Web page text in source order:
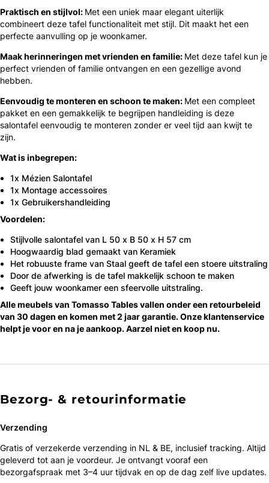
Praktisch en stijlvol: Met een uniek maar elegant uiterlijk
combineert deze tafel functionaliteit met stijl. Dit maakt het een
perfecte aanvulling op je woonkamer.
Maak herinneringen met vrienden en familie: Met deze tafel kun je
perfect vrienden of familie ontvangen en een gezellige avond
hebben.
Eenvoudig te monteren en schoon te maken: Met een compleet
pakket en een gemakkelijk te begrijpen handleiding is deze
salontafel eenvoudig te monteren zonder er veel tijd aan kwijt te
zijn.
Wat is inbegrepen:
1x Mézien Salontafel
1x Montage accessoires
1x Gebruikershandleiding
Voordelen:
Stijlvolle salontafel van L 50 x B 50 x H 57 cm
Hoogwaardig blad gemaakt van Keramiek
Het robuuste frame van Staal geeft de tafel een stoere uitstraling
Door de afwerking is de tafel makkelijk schoon te maken
Geeft jouw woonkamer een sfeervolle uitstraling.
Alle meubels van Tomasso Tables vallen onder een retourbeleid
van 30 dagen en komen met 2 jaar garantie. Onze klantenservice
helpt je voor en na je aankoop. Aarzel niet en koop nu.
Bezorg- & retourinformatie
Verzending
Gratis of verzekerde verzending in NL & BE, inclusief tracking. Altijd
geleverd tot aan je voordeur. Je ontvangt vooraf een
bezorgafspraak met 3–4 uur tijdvak en op de dag zelf live updates.